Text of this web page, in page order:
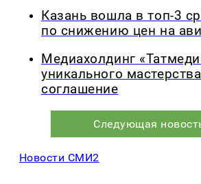
Казань вошла в топ-3
по снижению цен на
Медиахолдинг
уникального
соглашение
Следующая
Новости СМИ2